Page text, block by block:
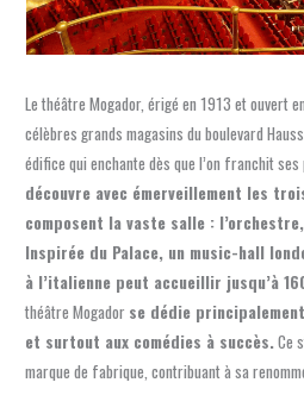
Le théâtre Mogador, érigé en 1913 et ouvert
célèbres grands magasins du boulevard
édifice qui enchante dès que l’on franchit ses
découvre avec émerveillement les
composent la vaste salle :
Inspirée du Palace, un music-hall
à l’italienne peut accueillir jusqu’à
théâtre Mogador se dédie
et surtout aux comédies à succès.Ce
marque de fabrique, contribuant à sa